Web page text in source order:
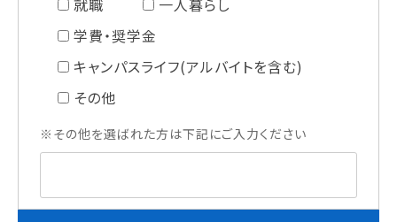
就職
一人暮らし
学費・奨学金
キャンパスライフ(アルバイトを含む)
その他
※その他を選ばれた方は下記にご入力ください